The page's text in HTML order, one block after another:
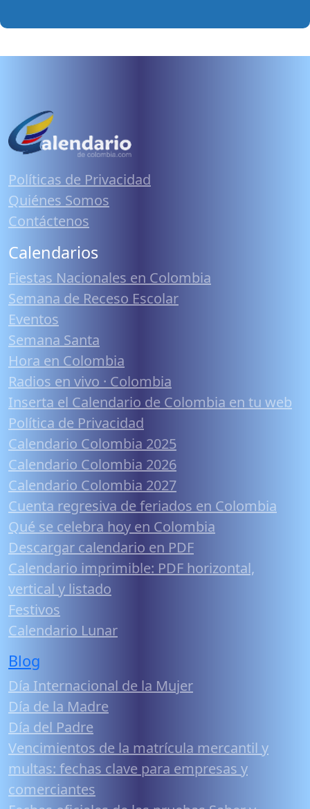
Políticas de Privacidad
Quiénes Somos
Contáctenos
Calendarios
Fiestas Nacionales en Colombia
Semana de Receso Escolar
Eventos
Semana Santa
Hora en Colombia
Radios en vivo · Colombia
Inserta el Calendario de Colombia en tu web
Política de Privacidad
Calendario Colombia 2025
Calendario Colombia 2026
Calendario Colombia 2027
Cuenta regresiva de feriados en Colombia
Qué se celebra hoy en Colombia
Descargar calendario en PDF
Calendario imprimible: PDF horizontal,
vertical y listado
Festivos
Calendario Lunar
Blog
Día Internacional de la Mujer
Día de la Madre
Día del Padre
Vencimientos de la matrícula mercantil y
multas: fechas clave para empresas y
comerciantes